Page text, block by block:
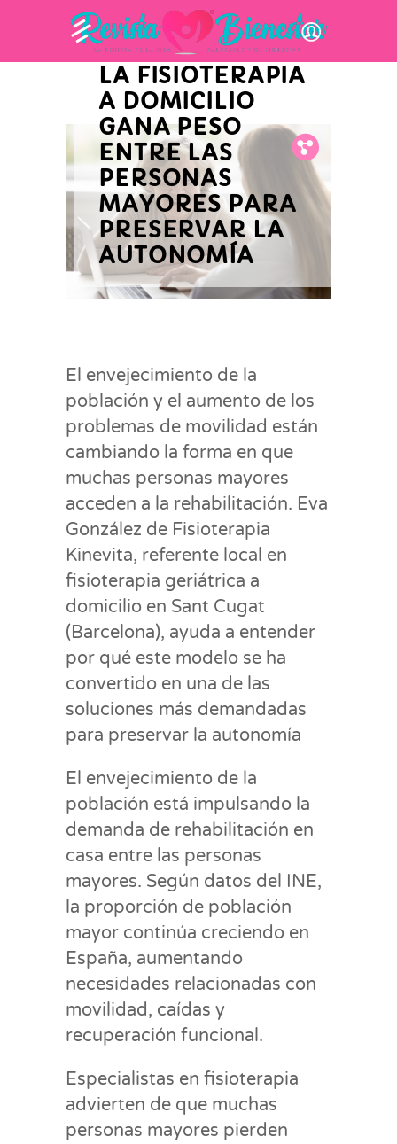
Fb.
Tw.
Pin.
INNOVACIÓN Y ACTUALIDAD
EMPRESARIAL
LA FISIOTERAPIA
A DOMICILIO
GANA PESO
ENTRE LAS
PERSONAS
MAYORES PARA
PRESERVAR LA
AUTONOMÍA
El envejecimiento de la
población y el aumento de los
problemas de movilidad están
cambiando la forma en que
muchas personas mayores
acceden a la rehabilitación. Eva
González de Fisioterapia
Kinevita, referente local en
fisioterapia geriátrica a
domicilio en Sant Cugat
(Barcelona), ayuda a entender
por qué este modelo se ha
convertido en una de las
soluciones más demandadas
para preservar la autonomía
El envejecimiento de la
población está impulsando la
demanda de rehabilitación en
casa entre las personas
mayores. Según datos del INE,
la proporción de población
mayor continúa creciendo en
España, aumentando
necesidades relacionadas con
movilidad, caídas y
recuperación funcional.
Especialistas en fisioterapia
advierten de que muchas
personas mayores pierden